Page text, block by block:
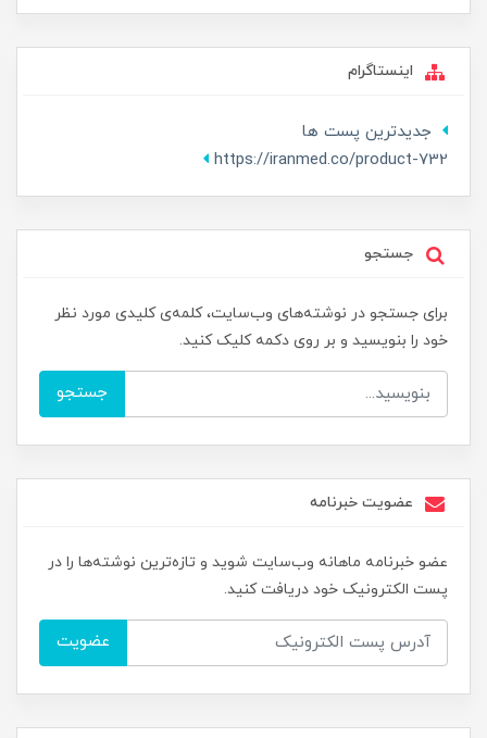
اینستاگرام
جدیدترین پست ها
https://iranmed.co/product-732
جستجو
برای جستجو در نوشته‌های وب‌سایت، کلمه‌ی کلیدی مورد نظر
خود را بنویسید و بر روی دکمه کلیک کنید.
جستجو
عضویت خبرنامه
عضو خبرنامه ماهانه وب‌سایت شوید و تازه‌ترین نوشته‌ها را در
پست الکترونیک خود دریافت کنید.
عضویت